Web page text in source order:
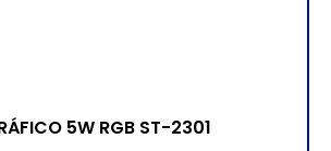
5W RGB ST-2301